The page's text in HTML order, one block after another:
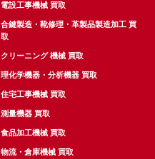
電設工事機械 買取
合鍵製造・靴修理・革製品製造加工 買
取
クリーニング 機械 買取
理化学機器・分析機器 買取
住宅工事機械 買取
測量機器 買取
食品加工機械 買取
物流・倉庫機械 買取